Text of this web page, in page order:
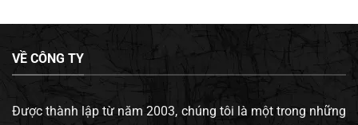
VỀ CÔNG TY
Được thành lập từ năm 2003, chúng tôi là một trong những